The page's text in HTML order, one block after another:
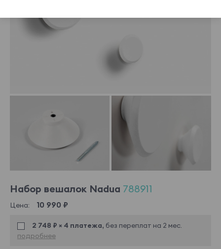
Набор вешалок Nadua 788911
Цена: 10 990 ₽
2 748 ₽ × 4 платежа, без переплат на 2 мес.
подробнее